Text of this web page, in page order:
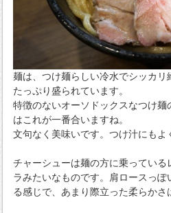
麺は、つけ麺らしい冷水でシッカ
たっぷり盛られています。
特徴のないオーソドックスなつけ麺
はこれが一番合いますね。
文句なく美味いです。つけ汁にもよ
チャーシューは麺の方に乗ってい
ラみたいなものです。肩ロースっ
る感じで、あまり際立った柔らかさ